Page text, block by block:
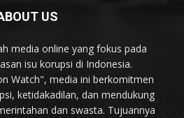
US
media online yang fokus pada
isu korupsi di Indonesia.
Watch", media ini berkomitmen
ketidakadilan, dan mendukung
dan swasta. Tujuannya